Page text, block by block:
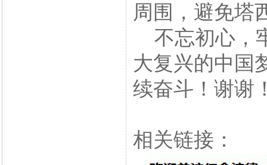
周围，避免塔
不忘初心，
大复兴的中国
续奋斗！谢谢
相关链接：